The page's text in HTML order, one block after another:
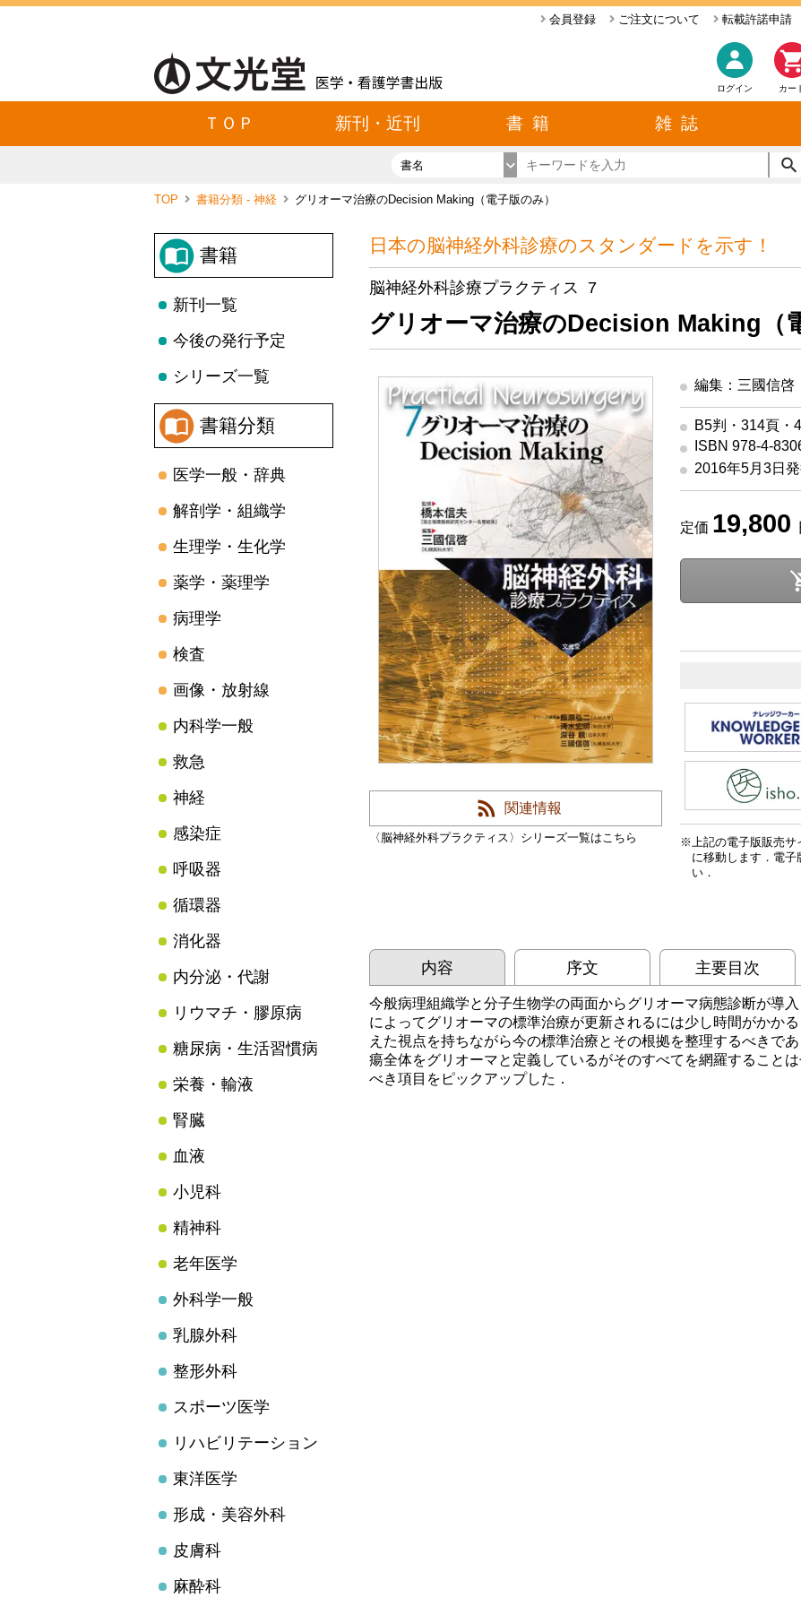
転載許諾申請
ご注文について
会員登録
カー
ログイン
ＴＯＰ 新刊・近刊 書 籍 雑 誌
書名
TOP 書籍分類 - 神経 グリオーマ治療のDecision Making（電子版のみ）
書籍
新刊一覧
今後の発行予定
シリーズ一覧
書籍分類
医学一般・辞典
解剖学・組織学
生理学・生化学
薬学・薬理学
病理学
検査
画像・放射線
内科学一般
救急
神経
感染症
呼吸器
循環器
消化器
内分泌・代謝
リウマチ・膠原病
糖尿病・生活習慣病
栄養・輸液
腎臓
血液
小児科
精神科
老年医学
外科学一般
乳腺外科
整形外科
スポーツ医学
リハビリテーション
東洋医学
形成・美容外科
皮膚科
麻酔科
日本の脳神経外科診療のスタンダードを示す！
脳神経外科診療プラクティス 7
グリオーマ治療のDecision Making（
関連情報
〈脳神経外科プラクティス〉シリーズ一覧はこちら
編集：三國信啓
B5判・314頁・
ISBN 978-4-
2016年5月3日
定価 19,800
上記の電子版販売サ
に移動します．電
い．
内容 序文 主要目次
今般病理組織学と分子生物学の両面からグリオーマ病態診断が導
によってグリオーマの標準治療が更新されるには少し時間がかか
えた視点を持ちながら今の標準治療とその根拠を整理するべきで
瘍全体をグリオーマと定義しているがそのすべてを網羅すること
べき項目をピックアップした．